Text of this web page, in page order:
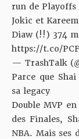
run de Playoffs
Jokic et
Diaw (!!) 374
https://t.co/
— TrashTalk
Parce que
sa legacy
Double MVP
des Finales,
NBA. Mais ses